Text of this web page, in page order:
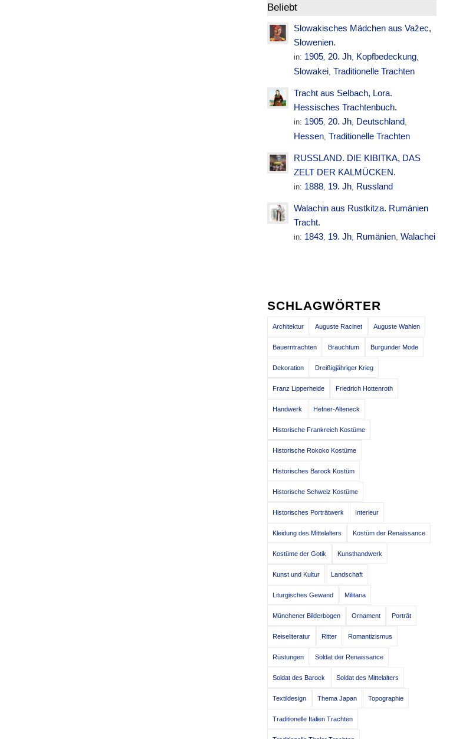
Beliebt
Slowakisches Mädchen aus Važec,
Slowenien.
in: 1905,20. Jh, Kopfbedeckung,
Slowakei, Traditionelle Trachten
Tracht aus Selbach, Lora.
Hessisches Trachtenbuch.
in: 1905,20. Jh, Deutschland,
Hessen, Traditionelle Trachten
RUSSLAND. DIE KIBITKA, DAS
ZELT DER KALMÜCKEN.
in: 1888, 19. Jh, Russland
Walachin aus Rustkitza. Rumänien
Tracht.
in: 1843, 19. Jh, Rumänien,Walachei
SCHLAGWÖRTER
Architektur Auguste Racinet Auguste Wahlen
Bauerntrachten Brauchtum Burgunder Mode
Dekoration Dreißigjähriger Krieg
Franz Lipperheide Friedrich Hottenroth
Handwerk Hefner-Alteneck
Historische Frankreich Kostüme
Historische Rokoko Kostüme
Historisches Barock Kostüm
Historische Schweiz Kostüme
Historisches Porträtwerk Interieur
Kleidung des Mittelalters Kostüm der Renaissance
Kostüme der Gotik Kunsthandwerk
Kunst und Kultur Landschaft
Liturgisches Gewand Militaria
Münchener Bilderbogen Ornament Porträt
Reiseliteratur Ritter Romantizismus
Rüstungen Soldat der Renaissance
Soldat des Barock Soldat des Mittelalters
Textildesign Thema Japan Topographie
Traditionelle Italien Trachten